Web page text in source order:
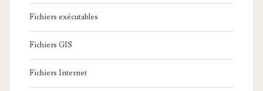
Fichiers exécutables
Fichiers GIS
Fichiers Internet